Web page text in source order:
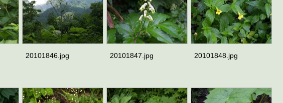
20101846.jpg 20101847.jpg 20101848.jpg